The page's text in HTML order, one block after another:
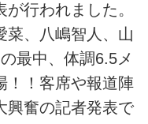
行われました。
菜、八嶋智人、山
最中、体調6.5メ
！！客席や報道陣
興奮の記者発表で